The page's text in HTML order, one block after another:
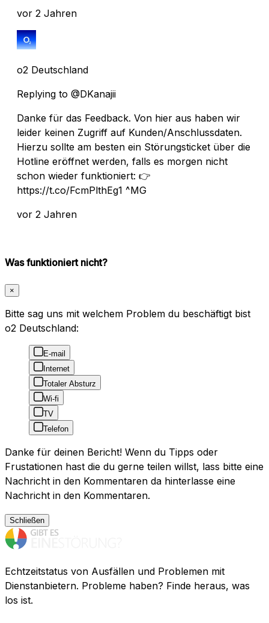
vor 2 Jahren
o2 Deutschland
Replying to @DKanajii
Danke für das Feedback. Von hier aus haben wir
leider keinen Zugriff auf Kunden/Anschlussdaten.
Hierzu sollte am besten ein Störungsticket über die
Hotline eröffnet werden, falls es morgen nicht
schon wieder funktioniert: 👉
https://t.co/FcmPlthEg1 ^MG
vor 2 Jahren
Was funktioniert nicht?
×
Bitte sag uns mit welchem Problem du beschäftigt bist
o2 Deutschland:
E-mail
Internet
Totaler Absturz
Wi-fi
TV
Telefon
Danke für deinen Bericht! Wenn du Tipps oder
Frustationen hast die du gerne teilen willst, lass bitte eine
Nachricht in den Kommentaren da hinterlasse eine
Nachricht in den Kommentaren.
Schließen
Echtzeitstatus von Ausfällen und Problemen mit
Dienstanbietern. Probleme haben? Finde heraus, was
los ist.